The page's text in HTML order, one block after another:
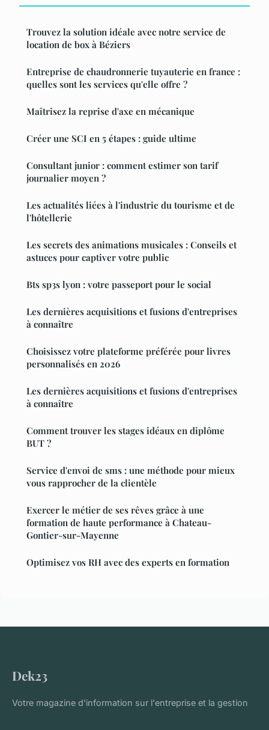
Trouvez la solution idéale avec notre service de
location de box à Béziers
Entreprise de chaudronnerie tuyauterie en france :
quelles sont les services qu'elle offre ?
Maîtrisez la reprise d'axe en mécanique
Créer une SCI en 5 étapes : guide ultime
Consultant junior : comment estimer son tarif
journalier moyen ?
Les actualités liées à l'industrie du tourisme et de
l'hôtellerie
Les secrets des animations musicales : Conseils et
astuces pour captiver votre public
Bts sp3s lyon : votre passeport pour le social
Les dernières acquisitions et fusions d'entreprises
à connaître
Choisissez votre plateforme préférée pour livres
personnalisés en 2026
Les dernières acquisitions et fusions d'entreprises
à connaître
Comment trouver les stages idéaux en diplôme
BUT ?
Service d'envoi de sms : une méthode pour mieux
vous rapprocher de la clientèle
Exercer le métier de ses rêves grâce à une
formation de haute performance à Chateau-
Gontier-sur-Mayenne
Optimisez vos RH avec des experts en formation
Dek23
Votre magazine d'information sur l'entreprise et la gestion